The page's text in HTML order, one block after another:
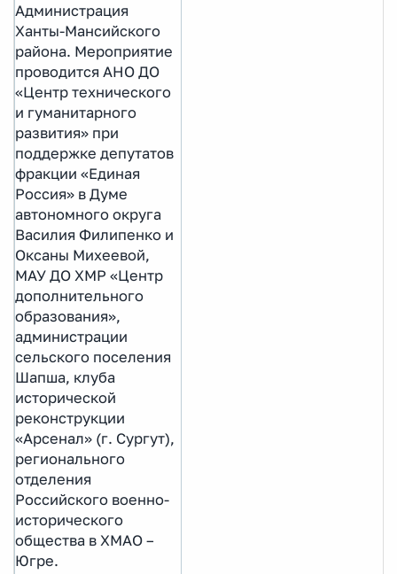
Администрация
Ханты-Мансийского
района. Мероприятие
проводится АНО ДО
«Центр технического
и гуманитарного
развития» при
поддержке депутатов
фракции «Единая
Россия» в Думе
автономного округа
Василия Филипенко и
Оксаны Михеевой,
МАУ ДО ХМР «Центр
дополнительного
образования»,
администрации
сельского поселения
Шапша, клуба
исторической
реконструкции
«Арсенал» (г. Сургут),
регионального
отделения
Российского военно-
исторического
общества в ХМАО –
Югре.